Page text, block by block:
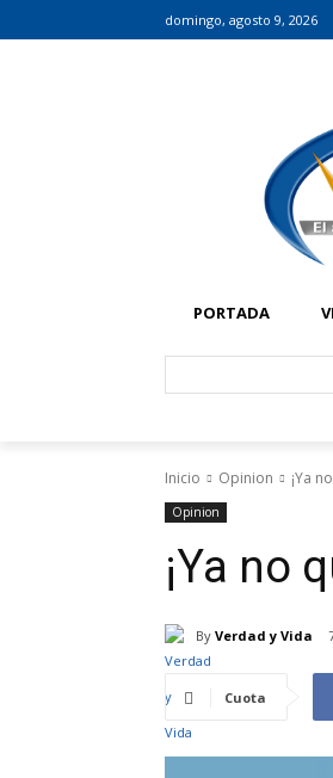
domingo, agosto 9, 2026
PORTADA
Inicio Opinion ¡Ya
Opinion
¡Ya no
By Verdad y Vida
Cuota